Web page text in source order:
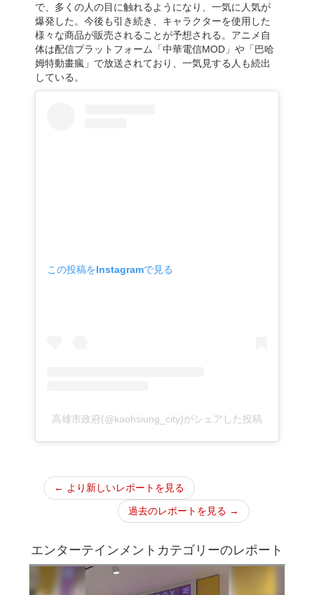
で、多くの人の目に触れるようになり、一気に人気が
爆発した。今後も引き続き、キャラクターを使用した
様々な商品が販売されることが予想される。アニメ自
体は配信プラットフォーム「中華電信MOD」や「巴哈
姆特動畫瘋」で放送されており、一気見する人も続出
している。
この投稿をInstagramで見る
高雄市政府(@kaohsiung_city)がシェアした投稿
← より新しいレポートを見る
過去のレポートを見る →
エンターテインメントカテゴリーのレポート